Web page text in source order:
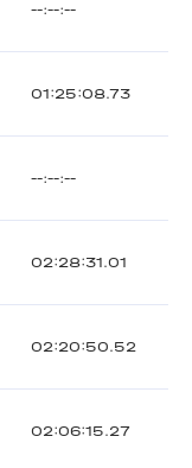
--:--:--
01:25:08.73
--:--:--
02:28:31.01
02:20:50.52
02:06:15.27